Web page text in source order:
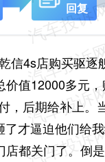
回复
信4s店购买驱
值12000多元
后期给补上。
才逼迫他们给
都关门了。倒